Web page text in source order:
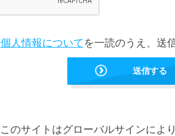
個人情報について を一読のうえ、送
このサイトはグローバルサインによ